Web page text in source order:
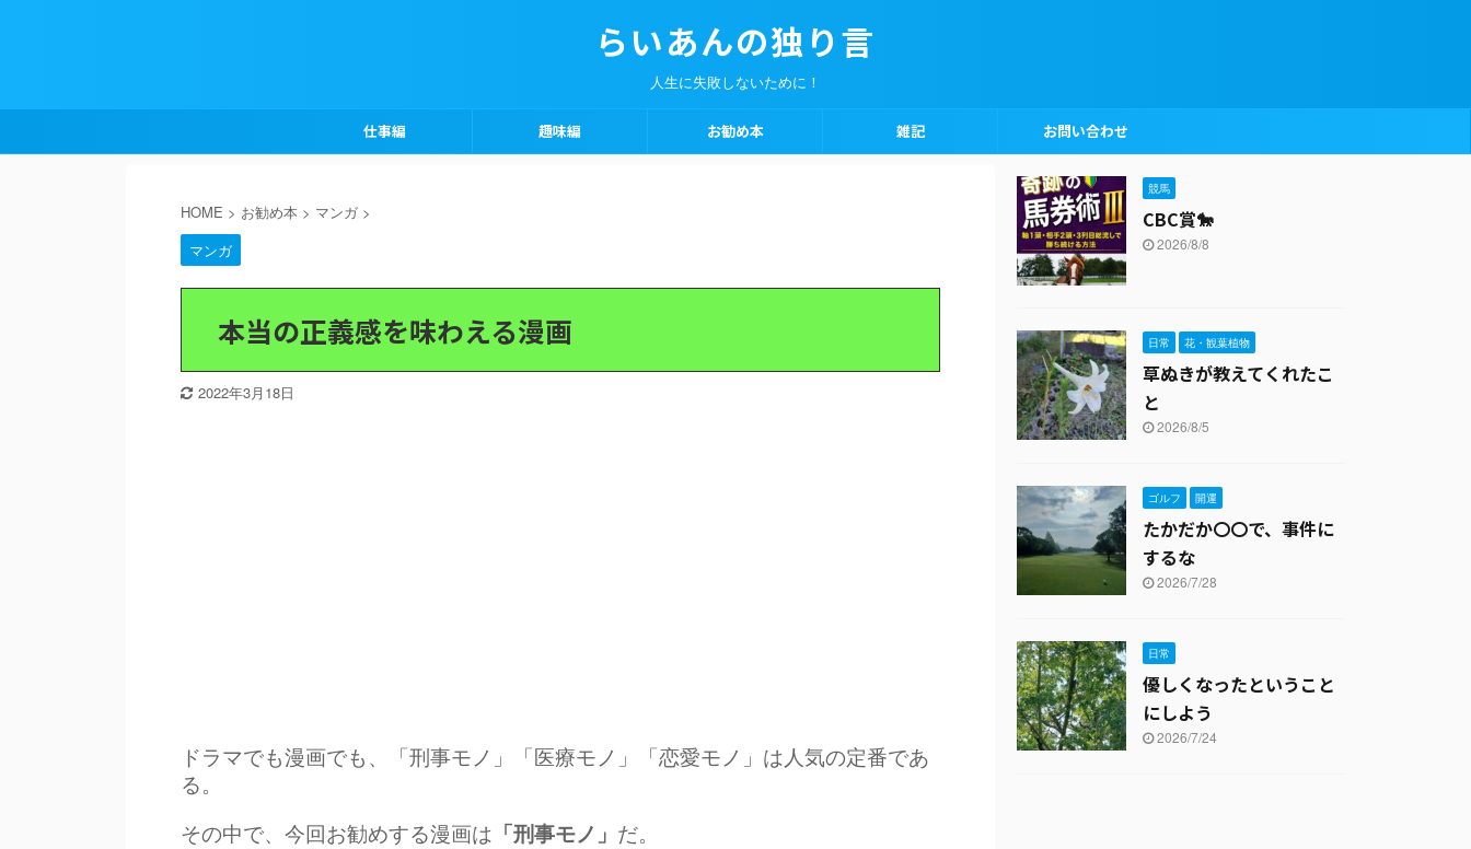
らいあんの独り言
人生に失敗しないために！
仕事編 趣味編 お勧め本 雑記 お問い合わせ
HOME > お勧め本 > マンガ >
マンガ
本当の正義感を味わえる漫画
2022年3月18日
ドラマでも漫画でも、「刑事モノ」「医療モノ」「恋愛モノ」は人気の定番であ
る。
その中で、今回お勧めする漫画は 「刑事モノ」 だ。
競馬
CBC賞🐎
2026/8/8
日常 花・観葉植物
草ぬきが教えてくれたこ
と
2026/8/5
ゴルフ 開運
たかだか〇〇で、事件に
するな
2026/7/28
日常
優しくなったということ
にしよう
2026/7/24